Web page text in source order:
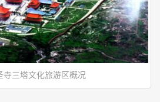
寺三塔文化旅游区概况